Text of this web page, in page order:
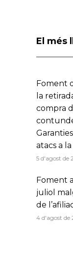
El més
Foment
la
compra
atacs a
5 d'agost de
Foment
juliol
de
4 d'agost de